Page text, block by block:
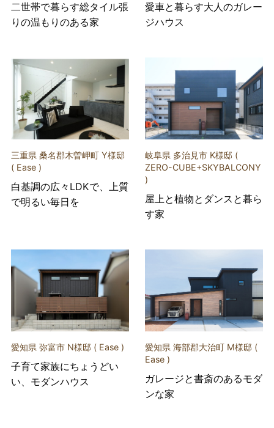
二世帯で暮らす総タイル張
りの温もりのある家
愛車と暮らす大人のガレー
ジハウス
三重県 桑名郡木曽岬町 Y様邸
( Ease )
白基調の広々LDKで、上質
で明るい毎日を
岐阜県 多治見市 K様邸 (
ZERO-CUBE+SKYBALCONY
)
屋上と植物とダンスと暮ら
す家
愛知県 弥富市 N様邸 ( Ease )
子育て家族にちょうどい
い、モダンハウス
愛知県 海部郡大治町 M様邸 (
Ease )
ガレージと書斎のあるモダ
ンな家